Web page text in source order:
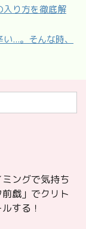
入り方を徹底解
...。そんな時、
ングで気持ち
戯」でクリト
する！